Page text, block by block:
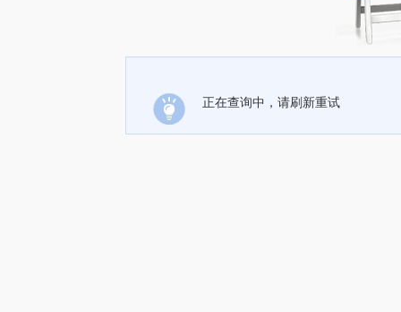
正在查询中，请刷新重试